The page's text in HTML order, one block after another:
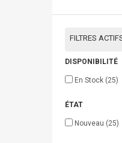
FILTRES
DISPONIBILITÉ
En Stock (25)
ÉTAT
Nouveau (25)